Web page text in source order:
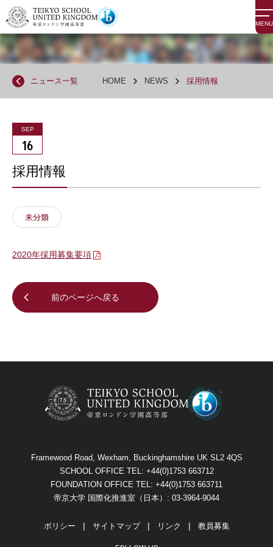
MENU
ニュース一覧 HOME NEWS 採用情報
SEP
16
採用情報
未分類
2020年採用募集要項
前のページへ戻る
Framewood Road, Wexham, Buckinghamshire UK SL2 4QS
SCHOOL OFFICE TEL: +44(0)1753 663712
FOUNDATION OFFICE TEL: +44(0)1753 663711
帝京大学 国際化推進室（日本）: 03-3964-9044
ポリシー サイトマップ リンク 教員募集